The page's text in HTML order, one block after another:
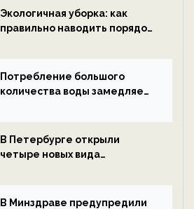
ECOportal
Экологичная уборка: как
правильно наводить порядок
Потребление большого
количества воды замедляет
В Петербурге открыли
четыре новых вида
экологии на ECOportal
В Минздраве предупредили